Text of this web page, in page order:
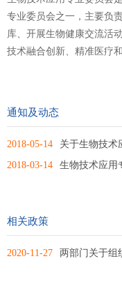
专业委员会之一，主要负
库、开展生物健康交流活
技术融合创新、精准医疗
通知及动态
2018-05-14
关于生物技术应
2018-03-14
生物技术应用
相关政策
2020-11-27 两部门关于组织